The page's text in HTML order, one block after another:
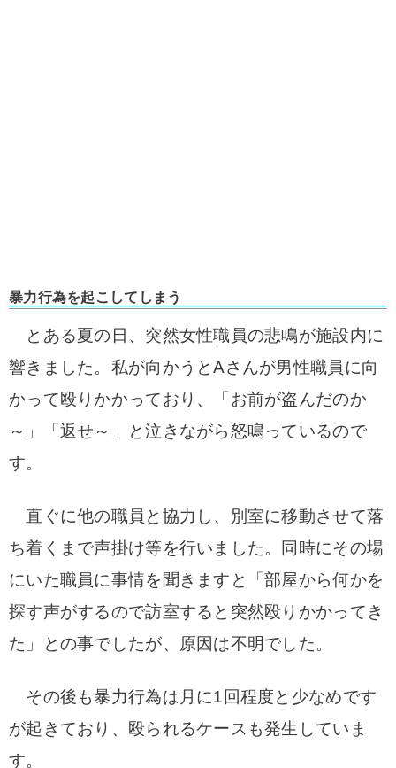
暴力行為を起こしてしまう
とある夏の日、突然女性職員の悲鳴が施設内に
響きました。私が向かうとAさんが男性職員に向
かって殴りかかっており、「お前が盗んだのか
～」「返せ～」と泣きながら怒鳴っているので
す。
直ぐに他の職員と協力し、別室に移動させて落
ち着くまで声掛け等を行いました。
同時にその場
にいた職員に事情を聞きますと「部屋から何かを
探す声がするので訪室すると突然殴りかかってき
た」との事でしたが、
原因は不明でした。
その後も暴力行為は月に1回程度と少なめです
が起きており、殴られるケースも発生していま
す。